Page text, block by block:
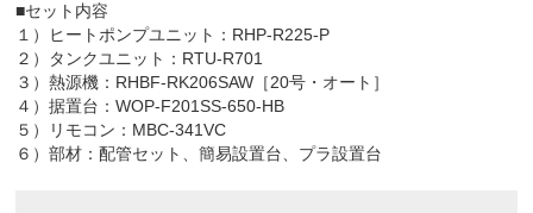
■セット内容
１）ヒートポンプユニット：RHP-R225-P
２）タンクユニット：RTU-R701
３）熱源機：RHBF-RK206SAW［20号・オート］
４）据置台：WOP-F201SS-650-HB
５）リモコン：MBC-341VC
６）部材：配管セット、簡易設置台、プラ設置台